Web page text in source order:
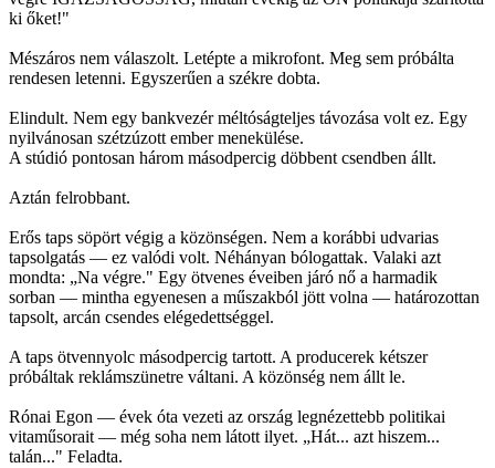
ki őket!"
Mészáros nem válaszolt. Letépte a mikrofont. Meg sem próbálta
rendesen letenni. Egyszerűen a székre dobta.
Elindult. Nem egy bankvezér méltóságteljes távozása volt ez. Egy
nyilvánosan szétzúzott ember menekülése.
A stúdió pontosan három másodpercig döbbent csendben állt.
Aztán felrobbant.
Erős taps söpört végig a közönségen. Nem a korábbi udvarias
tapsolgatás — ez valódi volt. Néhányan bólogattak. Valaki azt
mondta: „Na végre." Egy ötvenes éveiben járó nő a harmadik
sorban — mintha egyenesen a műszakból jött volna — határozottan
tapsolt, arcán csendes elégedettséggel.
A taps ötvennyolc másodpercig tartott. A producerek kétszer
próbáltak reklámszünetre váltani. A közönség nem állt le.
Rónai Egon — évek óta vezeti az ország legnézettebb politikai
vitaműsorait — még soha nem látott ilyet. „Hát... azt hiszem...
talán..." Feladta.